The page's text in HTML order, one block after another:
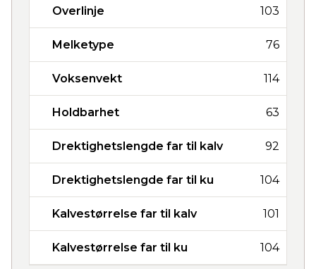
Overlinje 103
Melketype 76
Voksenvekt 114
Holdbarhet 63
Drektighetslengde far til kalv 92
Drektighetslengde far til ku 104
Kalvestørrelse far til kalv 101
Kalvestørrelse far til ku 104